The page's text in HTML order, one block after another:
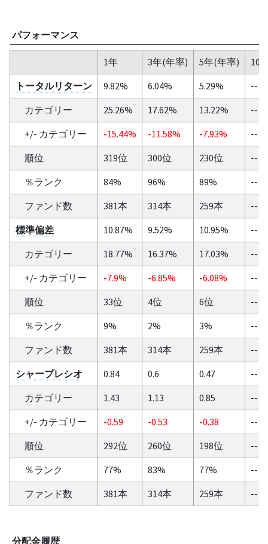
パフォーマンス
1年 3年(年率) 5年(年率)
10
トータルリターン
9.82% 6.04% 5.29%
--
カテゴリー
25.26% 17.62% 13.22%
--
+/- カテゴリー
-15.44% -11.58% -7.93%
--
順位
319位 300位 230位
--
％ランク
84% 96% 89%
--
ファンド数
381本 314本 259本
--
標準偏差
10.87% 9.52% 10.95%
--
カテゴリー
18.77% 16.37% 17.03%
--
+/- カテゴリー
-7.9% -6.85% -6.08%
--
順位
33位 4位 6位
--
％ランク
9% 2% 3%
--
ファンド数
381本 314本 259本
--
シャープレシオ
0.84 0.6 0.47
--
カテゴリー
1.43 1.13 0.85
--
+/- カテゴリー
-0.59 -0.53 -0.38
--
順位
292位 260位 198位
--
％ランク
77% 83% 77%
--
ファンド数
381本 314本 259本 --
分配金履歴